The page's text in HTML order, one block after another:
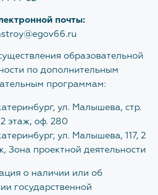
регламенты
базы
почты:
образовательной
по дополнительным
программам:
ул. Малышева, стр.
2 этаж, оф. 280
ул. Малышева, 117, 2
Зона проектной деятельности
о наличии или об
государственной